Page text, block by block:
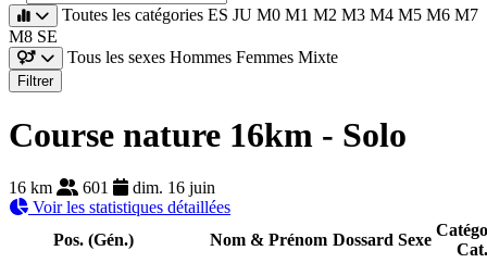
Toutes les catégories ES JU M0 M1 M2 M3 M4 M5 M6 M7
M8 SE
Tous les sexes Hommes Femmes Mixte
Filtrer
Course nature 16km - Solo
16 km 601
dim. 16 juin
Voir les statistiques détaillées
Pos. (Gén.)
Nom & Prénom Dossard Sexe
Cat.